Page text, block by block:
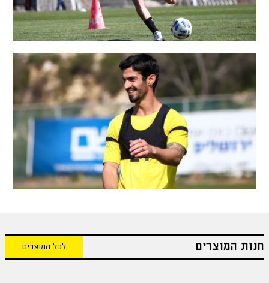
חנות המוצרים לכל המוצרים